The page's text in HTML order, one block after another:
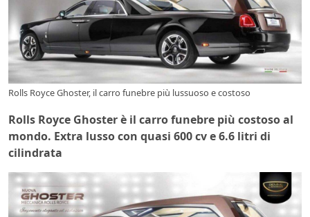
Rolls Royce Ghoster, il carro funebre più lussuoso e costoso
Rolls Royce Ghoster è il carro funebre più costoso al
mondo. Extra lusso con quasi 600 cv e 6.6 litri di
cilindrata